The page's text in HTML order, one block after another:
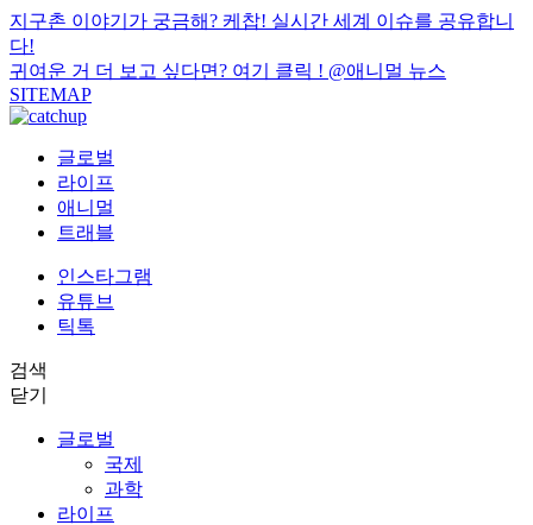
지구촌 이야기가 궁금해? 케찹! 실시간 세계 이슈를 공유합니
다!
귀여운 거 더 보고 싶다면? 여기 클릭 ! @애니멀 뉴스
SITEMAP
글로벌
라이프
애니멀
트래블
인스타그램
유튜브
틱톡
검색
닫기
글로벌
국제
과학
라이프